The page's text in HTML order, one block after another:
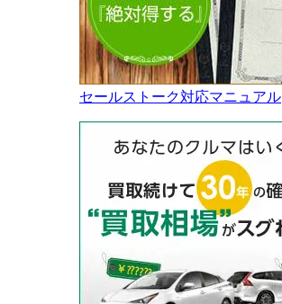
セールストーク対応マニュアル